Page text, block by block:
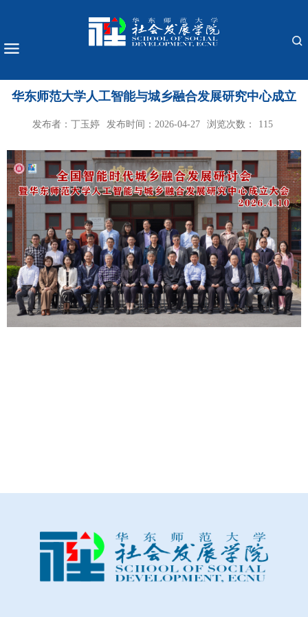
华东师范大学人工智能与城乡融合发展研究中心成立
发布者：丁玉婷 发布时间：2026-04-27 浏览次数： 115